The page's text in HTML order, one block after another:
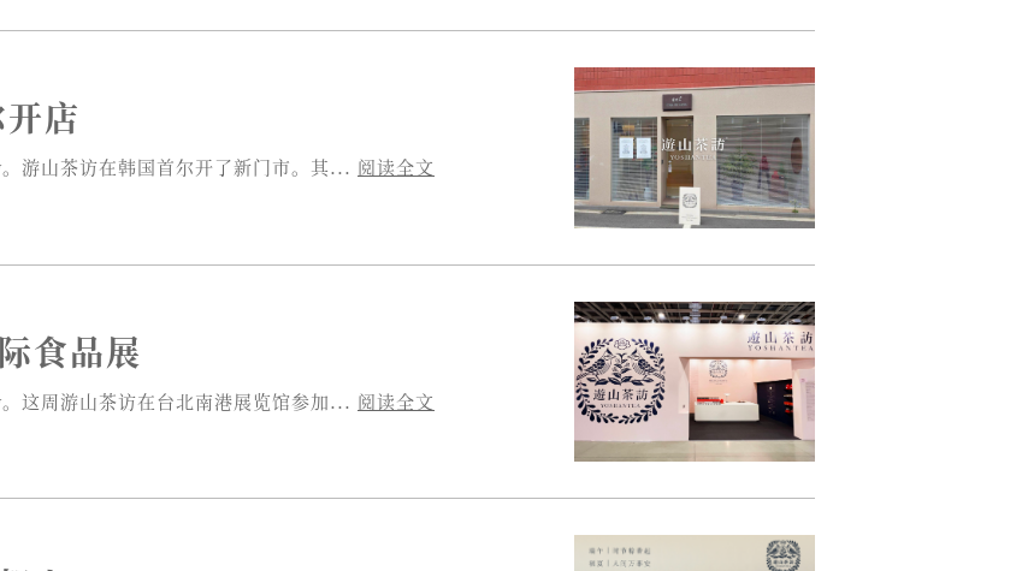
店
游山茶访在韩国首尔开了新门市。其... 阅读全文
食品展
这周游山茶访在台北南港展览馆参加... 阅读全文